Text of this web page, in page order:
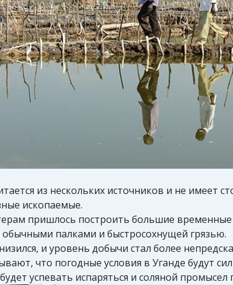
из нескольких источников и не имеет
ископаемые.
пришлось построить большие
обычными палками и быстросохнущей грязью.
и уровень добычи стал более
что погодные условия в Уганде будут
успевать испаряться и соляной промысел